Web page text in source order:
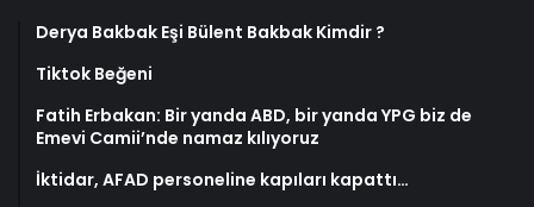
Derya Bakbak Eşi Bülent Bakbak Kimdir ?
Tiktok Beğeni
Fatih Erbakan: Bir yanda ABD, bir yanda YPG biz de
Emevi Camii’nde namaz kılıyoruz
İktidar, AFAD personeline kapıları kapattı…